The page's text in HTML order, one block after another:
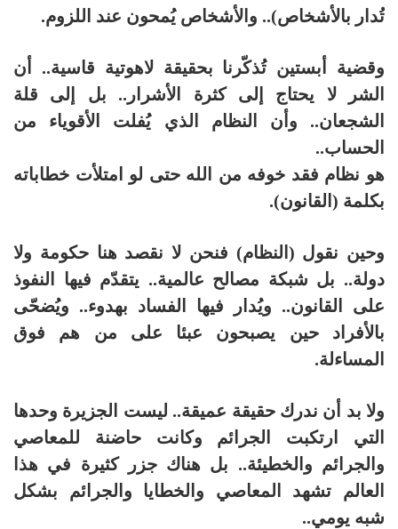
تُدار بالأشخاص).. والأشخاص يُمحون عند اللزوم.
وقضية أبستين تُذكّرنا بحقيقة لاهوتية قاسية.. أن
الشر لا يحتاج إلى كثرة الأشرار.. بل إلى قلة
الشجعان.. وأن النظام الذي يُفلت الأقوياء من
الحساب..
هو نظام فقد خوفه من الله حتى لو امتلأت خطاباته
بكلمة (القانون).
وحين نقول (النظام) فنحن لا نقصد هنا حكومة ولا
دولة.. بل شبكة مصالح عالمية.. يتقدّم فيها النفوذ
على القانون.. ويُدار فيها الفساد بهدوء.. ويُضحّى
بالأفراد حين يصبحون عبئا على من هم فوق
المساءلة.
ولا بد أن ندرك حقيقة عميقة.. ليست الجزيرة وحدها
التي ارتكبت الجرائم وكانت حاضنة للمعاصي
والجرائم والخطيئة.. بل هناك جزر كثيرة في هذا
العالم تشهد المعاصي والخطايا والجرائم بشكل
شبه يومي..